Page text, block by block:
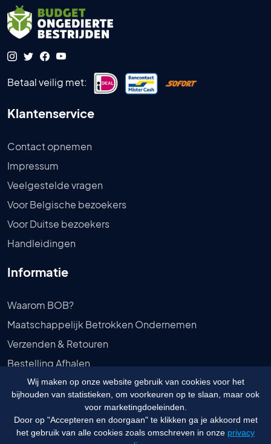
Wij maken op onze website gebruik van cookies voor het
bijhouden van statistieken, om voorkeuren op te slaan, maar ook
voor marketingdoeleinden.
Door op "Accepteren en doorgaan" te klikken ga je akkoord met
het gebruik van alle cookies zoals omschreven in onze privacy
Betaal veilig met:
Klantenservice
Contact opnemen
Impressum
Veelgestelde vragen
Voor Belgische bezoekers
Voor Duitse bezoekers
Handleidingen
Informatie
Waarom BOB?
Maatschappelijk Betrokken Ondernemen
Verzenden & Retouren
Bestelling Afhalen
Privébeleid
Algemene voorwaarden